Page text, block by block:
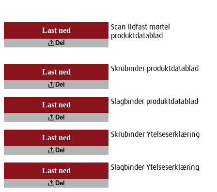
Last ned
Del
Scan Ildfast mørtel
produktdatablad
Last ned
Del
Skrubinder produktdatablad
Last ned
Del
Slagbinder produktdatablad
Last ned
Del
Skrubinder Ytelseserklæring
Last ned
Del
Slagbinder Ytelseserklæring